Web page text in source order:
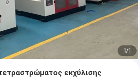
1/1
εκχύλισης